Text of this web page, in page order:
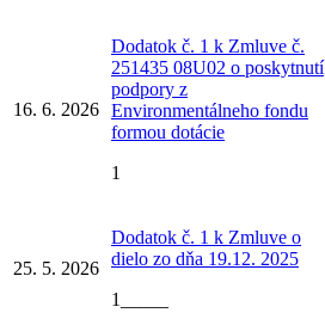
16. 6. 2026
Dodatok č. 1 k Zmluve č.
251435 08U02 o poskytnutí
podpory z
Environmentálneho fondu
formou dotácie
1
25. 5. 2026
Dodatok č. 1 k Zmluve o
dielo zo dňa 19.12. 2025
1_____